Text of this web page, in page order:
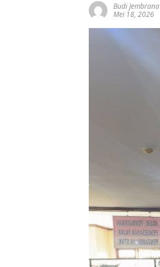
Budi Jembrana
Mei 18, 2026